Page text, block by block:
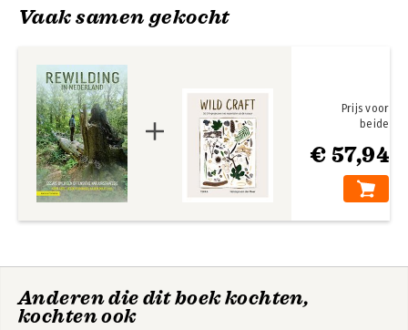
Vaak samen gekocht
€ 57,94
Prijs voor
beide
Anderen die dit boek kochten,
kochten ook